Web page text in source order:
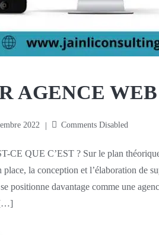
AGENCE
2022 Comments Disabled
CE QUE C’EST ? Sur le plan
place, la conception et l’élaboration de
positionne davantage comme une
[…]